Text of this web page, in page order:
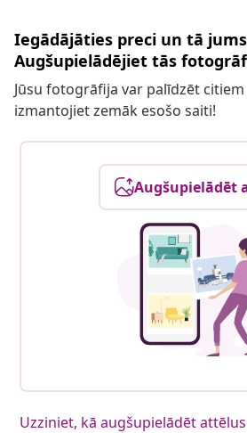
Iegādājāties preci un tā
Augšupielādējiet tās
Jūsu fotogrāfija var palīdzēt
izmantojiet zemāk esošo saiti!
Augšupielādēt
Uzziniet, kā augšupielādēt attēlus